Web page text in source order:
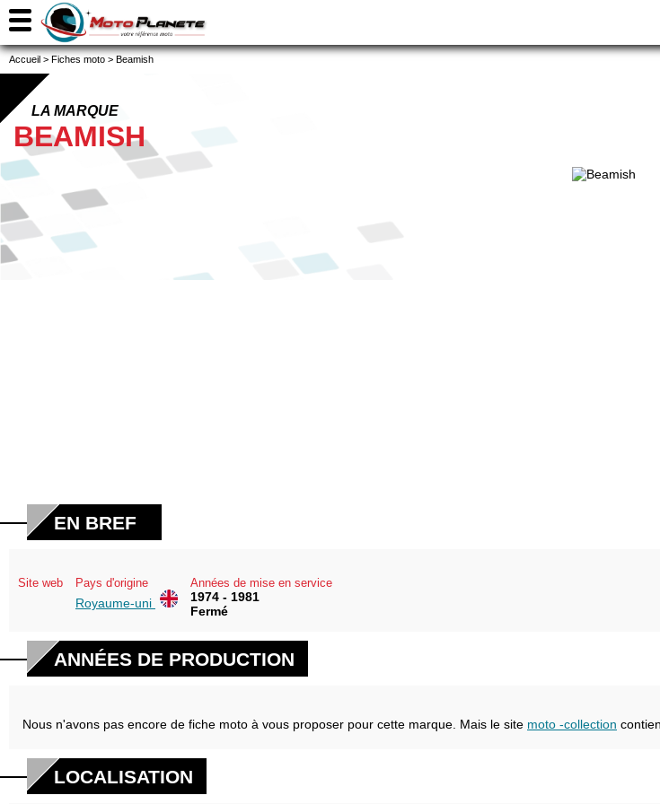
Accueil > Fiches moto > Beamish
LA MARQUE
BEAMISH
EN BREF
Site web Pays d'origine
Royaume-uni
Années de mise en service
1974 - 1981
Fermé
ANNÉES DE PRODUCTION
Nous n'avons pas encore de fiche moto à vous proposer pour cette marque. Mais le site moto -collection
LOCALISATION